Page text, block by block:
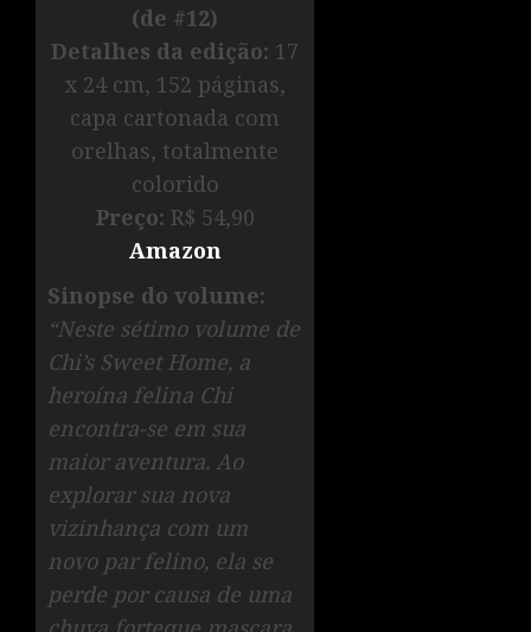
(de #12)
Detalhes da edição: 17
x 24 cm, 152 páginas,
capa cartonada com
orelhas, totalmente
colorido
Preço: R$ 54,90
Amazon
Sinopse do volume:
“Neste sétimo volume de
Chi’s Sweet Home, a
heroína felina Chi
encontra-se em sua
maior aventura. Ao
explorar sua nova
vizinhança com um
novo par felino, ela se
perde por causa de uma